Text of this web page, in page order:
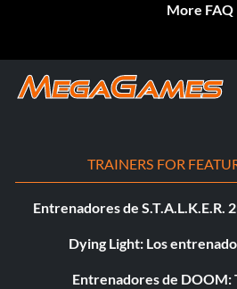
More FAQ
TRAINERS FOR
Entrenadores de S.T.A.L.K.E.R.
Dying Light: Los
Entrenadores de DOOM: